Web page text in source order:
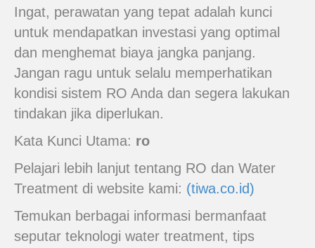
Ingat, perawatan yang tepat adalah kunci
untuk mendapatkan investasi yang optimal
dan menghemat biaya jangka panjang.
Jangan ragu untuk selalu memperhatikan
kondisi sistem RO Anda dan segera lakukan
tindakan jika diperlukan.
Kata Kunci Utama: ro
Pelajari lebih lanjut tentang RO dan Water
Treatment di website kami: (tiwa.co.id)
Temukan berbagai informasi bermanfaat
seputar teknologi water treatment, tips